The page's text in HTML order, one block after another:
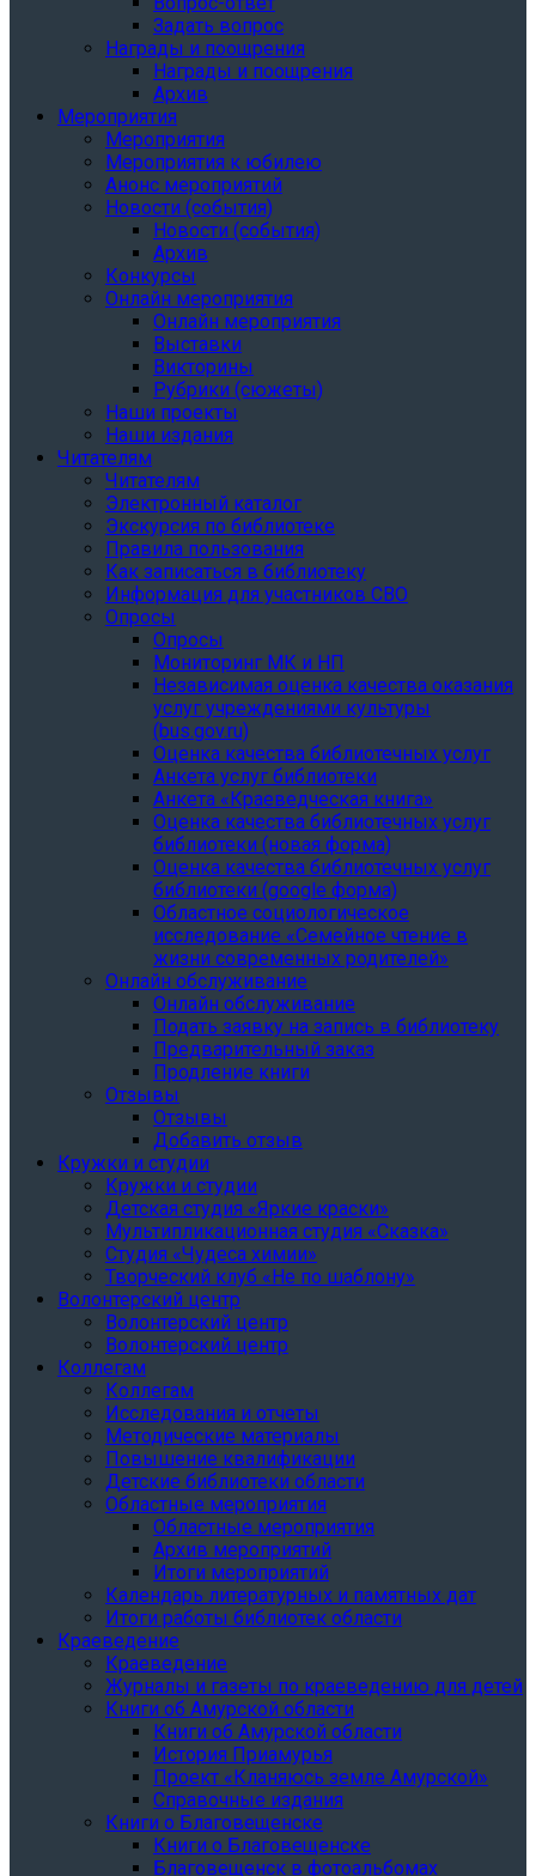
Задать вопрос
Награды и поощрения
Награды и поощрения
Архив
Мероприятия
Мероприятия
Мероприятия к юбилею
Анонс мероприятий
Новости (события)
Новости (события)
Архив
Конкурсы
Онлайн мероприятия
Онлайн мероприятия
Выставки
Викторины
Рубрики (сюжеты)
Наши проекты
Наши издания
Читателям
Читателям
Электронный каталог
Экскурсия по библиотеке
Правила пользования
Как записаться в библиотеку
Информация для участников СВО
Опросы
Опросы
Мониторинг МК и НП
Независимая оценка качества оказания
услуг учреждениями культуры
(bus.gov.ru)
Оценка качества библиотечных услуг
Анкета услуг библиотеки
Анкета «Краеведческая книга»
Oценка качества библиотечных услуг
библиотеки (новая форма)
Oценка качества библиотечных услуг
библиотеки (google форма)
Областное социологическое
исследование «Семейное чтение в
жизни современных родителей»
Онлайн обслуживание
Онлайн обслуживание
Подать заявку на запись в библиотеку
Предварительный заказ
Продление книги
Отзывы
Отзывы
Добавить отзыв
Кружки и студии
Кружки и студии
Детская студия «Яркие краски»
Мультипликационная студия «Сказка»
Студия «Чудеса химии»
Творческий клуб «Не по шаблону»
Волонтерский центр
Волонтерский центр
Волонтерский центр
Коллегам
Коллегам
Исследования и отчеты
Методические материалы
Повышение квалификации
Детские библиотеки области
Областные мероприятия
Областные мероприятия
Архив мероприятий
Итоги мероприятий
Календарь литературных и памятных дат
Итоги работы библиотек области
Краеведение
Краеведение
Журналы и газеты по краеведению для детей
Книги об Амурской области
Книги об Амурской области
История Приамурья
Проект «Кланяюсь земле Амурской»
Справочные издания
Книги о Благовещенске
Книги о Благовещенске
Благовещенск в фотоальбомах